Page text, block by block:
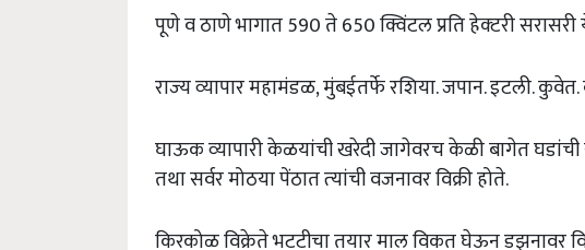
पूणे व ठाणे भागात 590 ते 650 क्विंटल प्रति हेक्‍टरी सरासरी
राज्‍य व्‍यापार महामंडळ, मुंबईतर्फे रशिया. जपान. इटली.
घाऊक व्‍यापारी केळयांची खरेदी जागेवरच केळी बागेत
तथा सर्वर मोठया पेंठात त्‍यांची वजनावर विक्री होते.
किरकोळ विक्रेते भटटीचा तयार माल विकत घेऊन डझनावर